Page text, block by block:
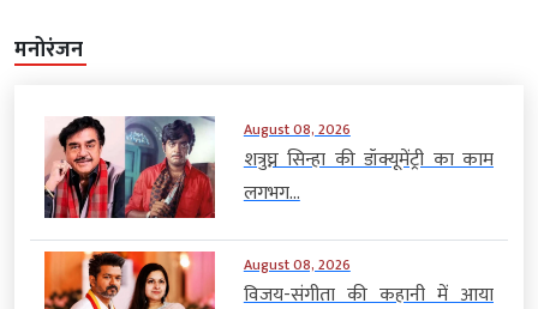
मनोरंजन
August 08, 2026
शत्रुघ्न सिन्हा की डॉक्यूमेंट्री का काम
लगभग...
August 08, 2026
विजय-संगीता की कहानी में आया